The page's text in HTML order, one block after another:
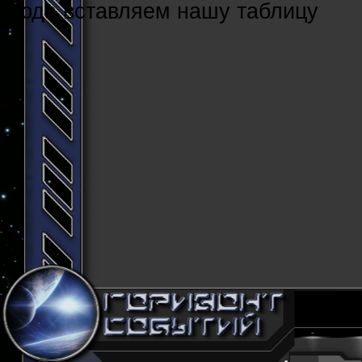
Cюда вставляем нашу таблицу